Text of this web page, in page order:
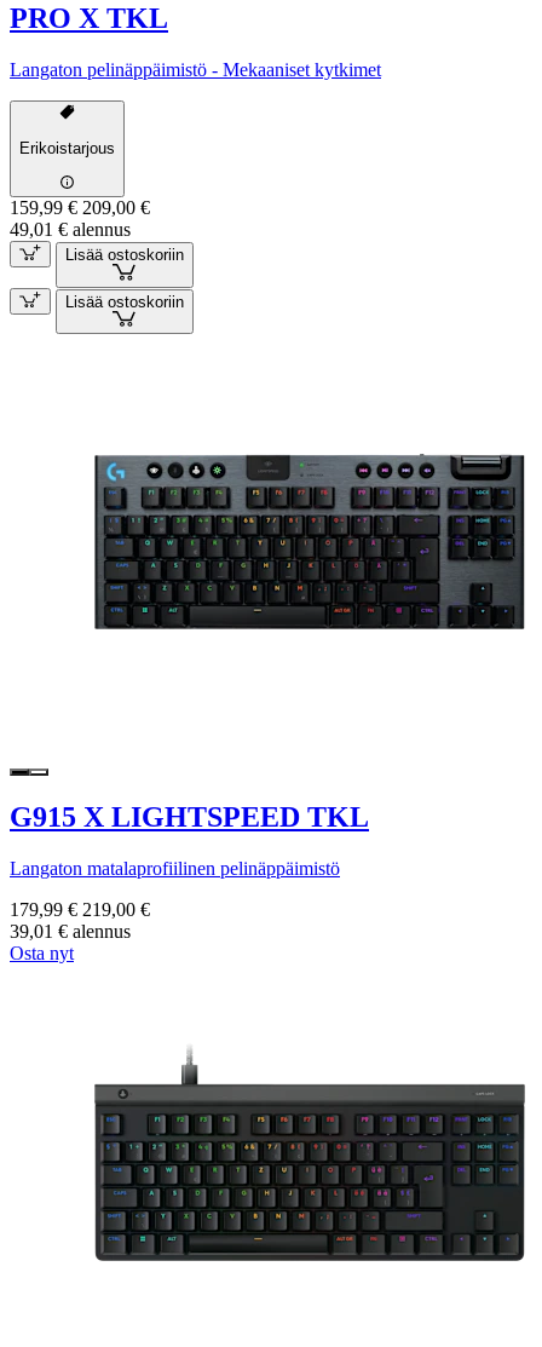
PRO X TKL
Langaton pelinäppäimistö - Mekaaniset kytkimet
Erikoistarjous
159,99 € 209,00 €
49,01 € alennus
Lisää ostoskoriin
Lisää ostoskoriin
G915 X LIGHTSPEED TKL
Langaton matalaprofiilinen pelinäppäimistö
179,99 € 219,00 €
39,01 € alennus
Osta nyt